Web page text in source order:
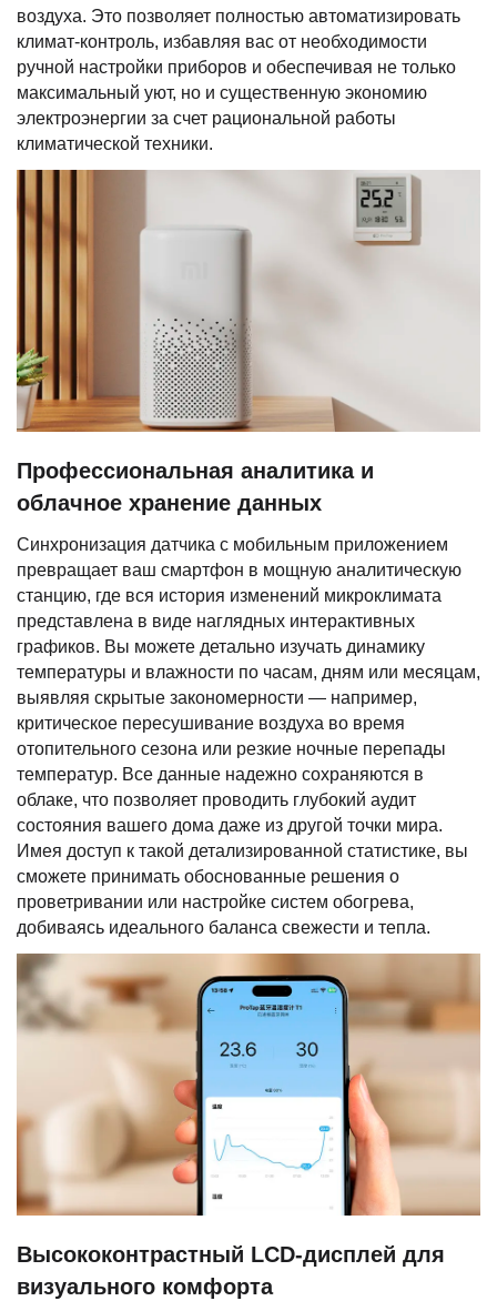
воздуха. Это позволяет полностью автоматизировать
климат-контроль, избавляя вас от необходимости
ручной настройки приборов и обеспечивая не только
максимальный уют, но и существенную экономию
электроэнергии за счет рациональной работы
климатической техники.
Профессиональная аналитика и
облачное хранение данных
Синхронизация датчика с мобильным приложением
превращает ваш смартфон в мощную аналитическую
станцию, где вся история изменений микроклимата
представлена в виде наглядных интерактивных
графиков. Вы можете детально изучать динамику
температуры и влажности по часам, дням или месяцам,
выявляя скрытые закономерности — например,
критическое пересушивание воздуха во время
отопительного сезона или резкие ночные перепады
температур. Все данные надежно сохраняются в
облаке, что позволяет проводить глубокий аудит
состояния вашего дома даже из другой точки мира.
Имея доступ к такой детализированной статистике, вы
сможете принимать обоснованные решения о
проветривании или настройке систем обогрева,
добиваясь идеального баланса свежести и тепла.
Высококонтрастный LCD-дисплей для
визуального комфорта